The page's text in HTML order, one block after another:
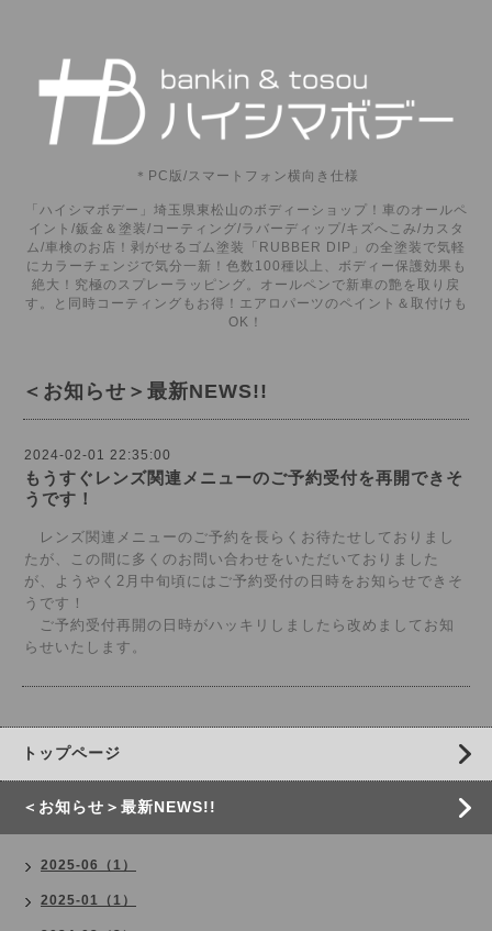
＊PC版/スマートフォン横向き仕様
「ハイシマボデー」埼玉県東松山のボディーショップ！車のオールペ
イント/鈑金＆塗装/コーティング/ラバーディップ/キズへこみ/カスタ
ム/車検のお店！剥がせるゴム塗装「RUBBER DIP」の全塗装で気軽
にカラーチェンジで気分一新！色数100種以上、ボディー保護効果も
絶大！究極のスプレーラッピング。オールペンで新車の艶を取り戻
す。と同時コーティングもお得！エアロパーツのペイント＆取付けも
OK！
＜お知らせ＞最新NEWS!!
2024-02-01 22:35:00
もうすぐレンズ関連メニューのご予約受付を再開できそ
うです！
レンズ関連メニューのご予約を長らくお待たせしておりまし
たが、この間に多くのお問い合わせをいただいておりました
が、ようやく2月中旬頃にはご予約受付の日時をお知らせできそ
うです！
ご予約受付再開の日時がハッキリしましたら改めましてお知
らせいたします。
トップページ
＜お知らせ＞最新NEWS!!
2025-06（1）
2025-01（1）